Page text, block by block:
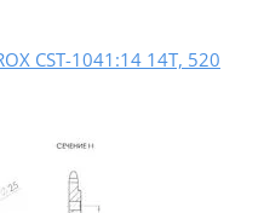
CST-1041:14 14T, 520